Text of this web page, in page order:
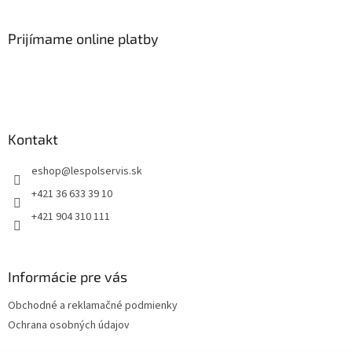
Prijímame online platby
Kontakt
eshop@lespolservis.sk
+421 36 633 39 10
+421 904 310 111
Informácie pre vás
Obchodné a reklamačné podmienky
Ochrana osobných údajov